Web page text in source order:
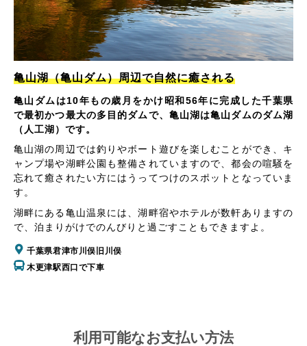
亀山湖（亀山ダム）周辺で自然に癒される
亀山ダムは10年もの歳月をかけ昭和56年に完成した千葉県
で最初かつ最大の多目的ダムで、亀山湖は亀山ダムのダム湖
（人工湖）です。
亀山湖の周辺では釣りやボート遊びを楽しむことができ、キ
ャンプ場や湖畔公園も整備されていますので、都会の喧騒を
忘れて癒されたい方にはうってつけのスポットとなっていま
す。
湖畔にある亀山温泉には、湖畔宿やホテルが数軒ありますの
で、泊まりがけでのんびりと過ごすこともできますよ。
千葉県君津市川俣旧川俣
木更津駅西口で下車
利用可能なお支払い方法